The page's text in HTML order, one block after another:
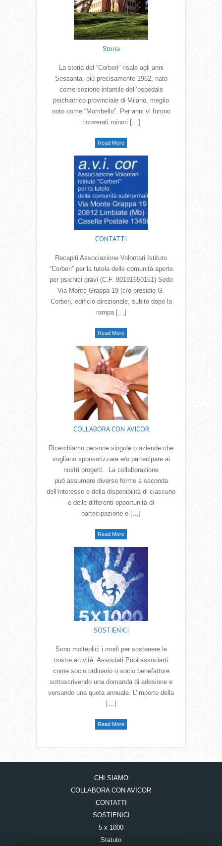
Storia
La storia del “Corberi” risale agli anni
Sessanta, più precisamente 1962, nato
come sezione infantile dell’ospedale
psichiatrico provinciale di Milano, meglio
noto come “Mombello”. Per anni vi furono
ricoverati minori […]
Read More
CONTATTI
Recapiti Associazione Volontari Istituto
“Corberi” per la tutela delle comunità aperte
per psichici gravi (C.F. 80191650151) Sede
Via Monte Grappa 19 (c/o presidio G.
Corberi, edificio direzionale, subito dopo la
rampa […]
Read More
COLLABORA CON AVICOR
Ricerchiamo persone singole o aziende che
vogliano sponsorizzare e/o partecipare ai
nostri progetti. La collaborazione
può assumere diverse forme a seconda
dell‛interesse e della disponibilità di ciascuno
e delle differenti opportunità di
partecipazione e […]
Read More
SOSTIENICI
Sono molteplici i modi per sostenere le
nostre attività: Associati Puoi associarti
come socio ordinario o socio benefattore
sottoscrivendo una domanda di adesione e
versando una quota annuale. L’importo della
[…]
Read More
CHI SIAMO
COLLABORA CON AVICOR
CONTATTI
SOSTIENICI
5 x 1000
Statuto